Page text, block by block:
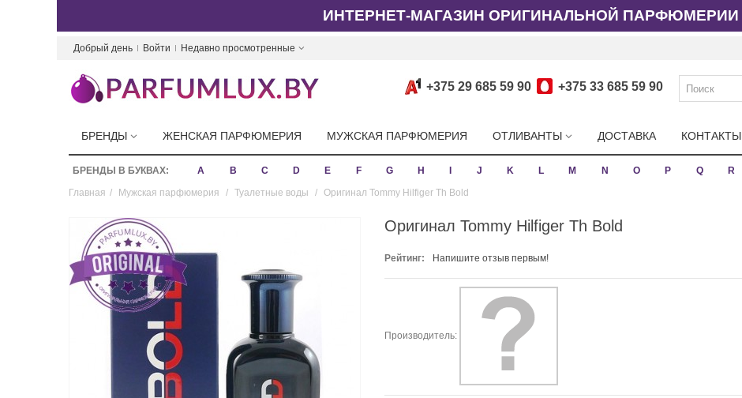
ИНТЕРНЕТ-МАГАЗИН ОРИГИНАЛЬНОЙ ПАРФЮМЕРИИ
Добрый день Войти Недавно просмотренные
+375 29 685 59 90 +375 33 685 59 90
БРЕНДЫ ЖЕНСКАЯ ПАРФЮМЕРИЯ МУЖСКАЯ ПАРФЮМЕРИЯ ОТЛИВАНТЫ ДОСТАВКА КОНТАКТЫ
БРЕНДЫ В БУКВАХ: A B C D E F G H J K L M N O P Q R
Главная / Мужская парфюмерия / Туалетные воды / Оригинал Tommy Hilfiger Th Bold
Оригинал Tommy Hilfiger Th Bold
Рейтинг: Напишите отзыв первым!
Производитель: